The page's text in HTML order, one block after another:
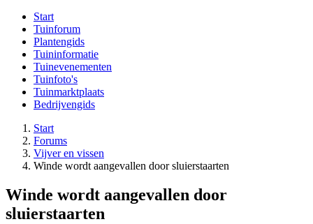
Start
Tuinforum
Plantengids
Tuininformatie
Tuinevenementen
Tuinfoto's
Tuinmarktplaats
Bedrijvengids
Start
Forums
Vijver en vissen
Winde wordt aangevallen door sluierstaarten
Winde wordt aangevallen door
sluierstaarten